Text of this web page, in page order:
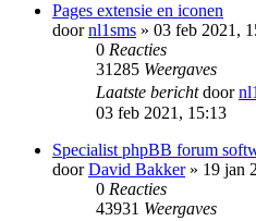
Pages extensie en iconen
doornl1sms » 03 feb 2021,
0 Reacties
31285 Weergaves
Laatste berichtdoor
03 feb 2021, 15:13
Specialist phpBB forum
doorDavid Bakker» 19 jan
0 Reacties
43931 Weergaves